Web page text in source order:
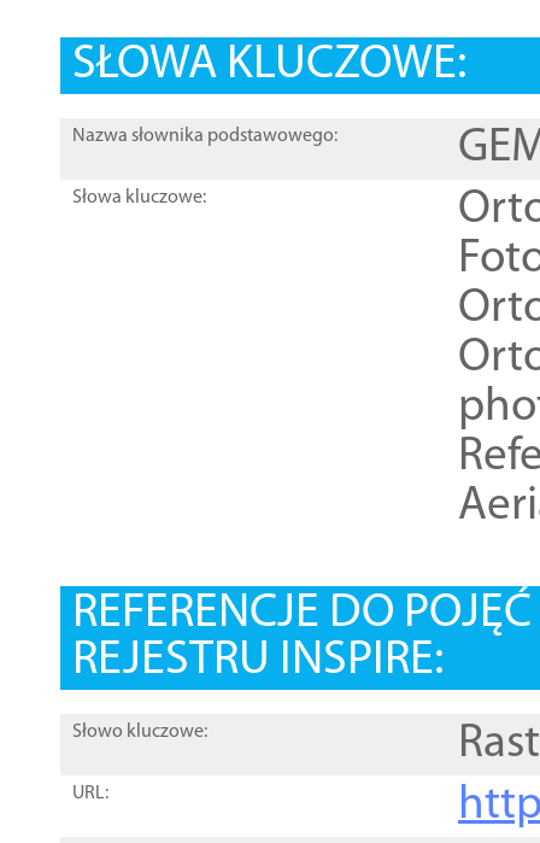
SŁOWA KLUCZOWE:
Nazwa słownika podstawowego:
Słowa kluczowe:
REFERENCJE DO
REJESTRU INSPIRE:
Słowo kluczowe:
URL: